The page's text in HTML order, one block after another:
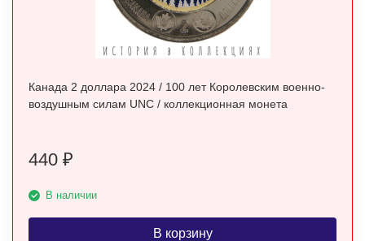
Канада 2 доллара 2024 / 100 лет Королевским военно-
воздушным силам UNC / коллекционная монета
440 ₽
В наличии
В корзину